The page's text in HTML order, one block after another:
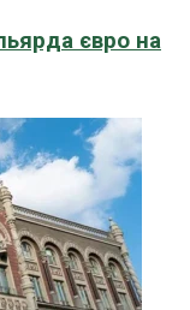
євро на